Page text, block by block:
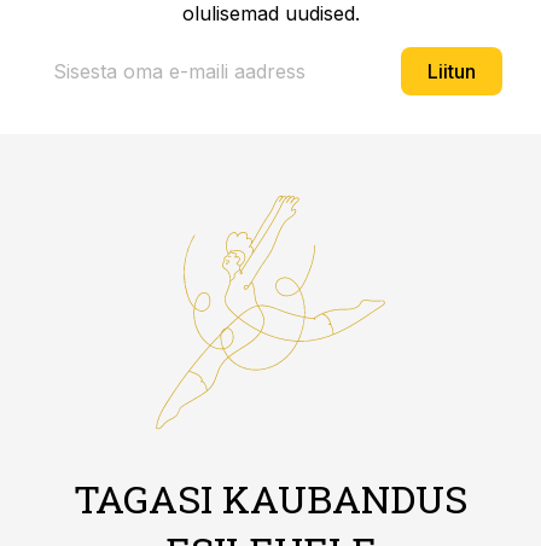
olulisemad uudised.
Liitun
TAGASI KAUBANDUS